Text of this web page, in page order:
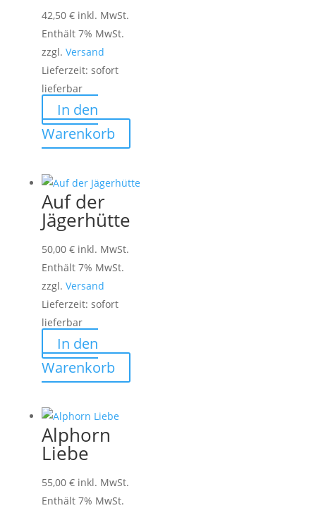
42,50 € inkl. MwSt.
Enthält 7% MwSt.
zzgl. Versand
Lieferzeit: sofort
lieferbar
In den
Warenkorb
Auf der
Jägerhütte
50,00 € inkl. MwSt.
Enthält 7% MwSt.
zzgl. Versand
Lieferzeit: sofort
lieferbar
In den
Warenkorb
Alphorn
Liebe
55,00 € inkl. MwSt.
Enthält 7% MwSt.